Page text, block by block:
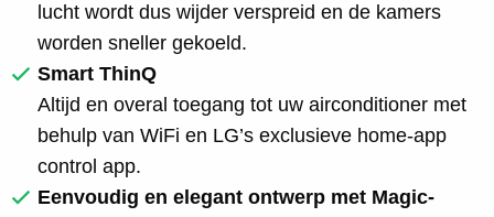
lucht wordt dus wijder verspreid en de kamers
worden sneller gekoeld.
Smart ThinQ
Altijd en overal toegang tot uw airconditioner met
behulp van WiFi en LG’s exclusieve home-app
control app.
Eenvoudig en elegant ontwerp met Magic-